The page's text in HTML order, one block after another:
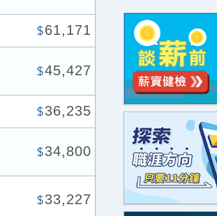
$61,171
$45,427
$36,235
$34,800
$33,227